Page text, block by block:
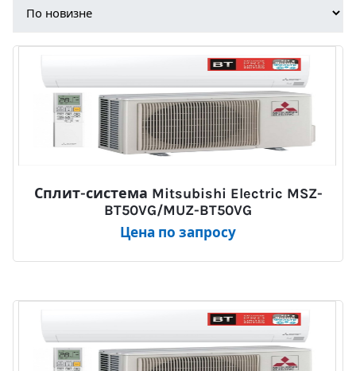
Сплит-система Mitsubishi Electric MSZ-
BT50VG/MUZ-BT50VG
Цена по запросу